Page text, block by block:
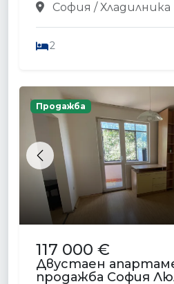
София / Хладилника
2
Previous
Продажба
117 000 €
Двустаен
продажба София